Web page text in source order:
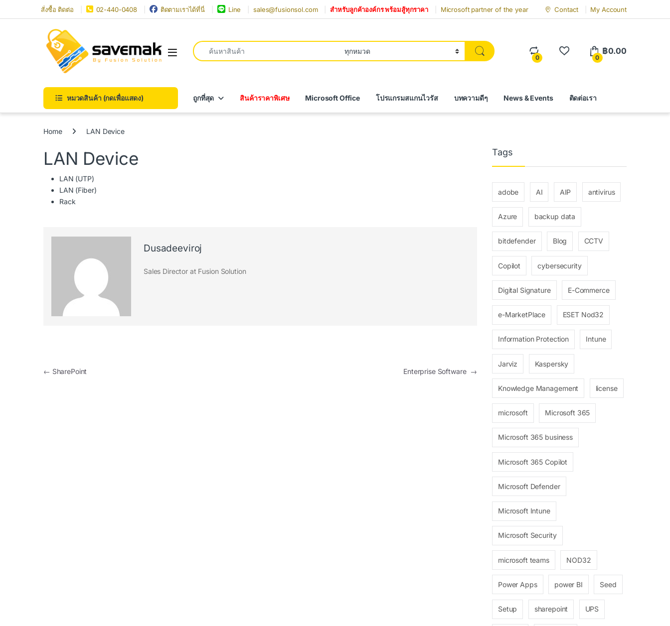
Skip to navigation
Skip to contentสั่งซื้อ ติดต่อ 02-440-0408 ติดตามเราได้ที่นี่ Line sales@fusionsol.com สำหรับลูกค้าองค์กร พร้อมสู้ทุกราคา Microsoft partner of the year Contact My Account
Open
Search for:
0 0
฿0.00
หมวดสินค้า (กดเพื่อแสดง) ถูกที่สุด สินค้าราคาพิเศษ Microsoft Office โปรแกรมสแกนไวรัส บทความดีๆ News & Events ติดต่อเรา
Home LAN Device
LAN Device
LAN (UTP)
LAN (Fiber)
Rack
Dusadeeviroj
Sales Director at Fusion Solution
Post navigation
← SharePoint Enterprise Software →
Tags
adobe AI AIP antivirus
Azure backup data
bitdefender Blog CCTV
Copilot cybersecurity
Digital Signature E-Commerce
e-MarketPlace ESET Nod32
Information Protection Intune
Jarviz Kaspersky
Knowledge Management license
microsoft Microsoft 365
Microsoft 365 business
Microsoft 365 Copilot
Microsoft Defender
Microsoft Intune
Microsoft Security
microsoft teams NOD32
Power Apps power BI Seed
Setup sharepoint UPS